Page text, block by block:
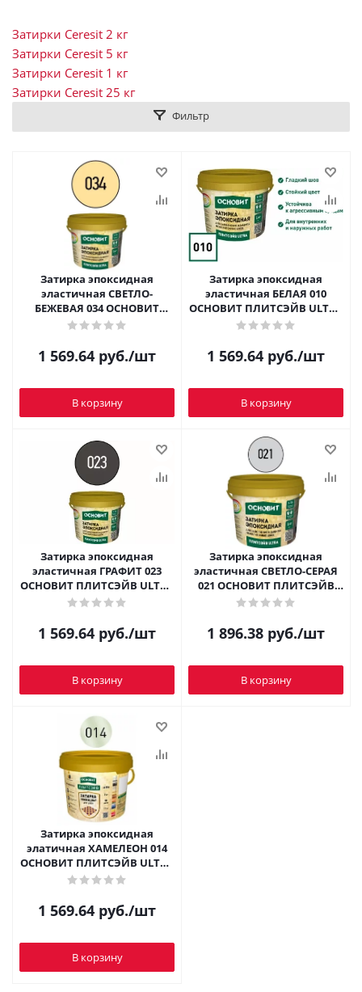
Затирки Ceresit 2 кг
Затирки Ceresit 5 кг
Затирки Ceresit 1 кг
Затирки Ceresit 25 кг
Фильтр
Затирка эпоксидная
эластичная СВЕТЛО-
БЕЖЕВАЯ 034 ОСНОВИТ
ПЛИТСЭЙВ ULTRA XЕ15 E 1 кг
1 569.64 руб./шт
В корзину
Затирка эпоксидная
эластичная БЕЛАЯ 010
ОСНОВИТ ПЛИТСЭЙВ ULTRA
XЕ15 E 1 кг
1 569.64 руб./шт
В корзину
Затирка эпоксидная
эластичная ГРАФИТ 023
ОСНОВИТ ПЛИТСЭЙВ ULTRA
XЕ15 E 1 кг
1 569.64 руб./шт
В корзину
Затирка эпоксидная
эластичная СВЕТЛО-СЕРАЯ
021 ОСНОВИТ ПЛИТСЭЙВ
ULTRA XЕ15 E 1 кг
1 896.38 руб./шт
В корзину
Затирка эпоксидная
элатичная ХАМЕЛЕОН 014
ОСНОВИТ ПЛИТСЭЙВ ULTRA
XЕ15 E 1 кг
1 569.64 руб./шт
В корзину